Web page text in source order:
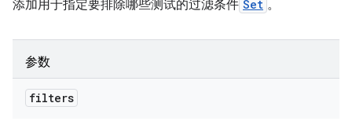
添加用于指定要排除哪些测试的过滤条件 Set 。
参数
filters